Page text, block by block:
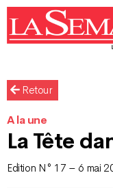
Retour
A la une
La Tête
Edition N° 17 – 6 mai